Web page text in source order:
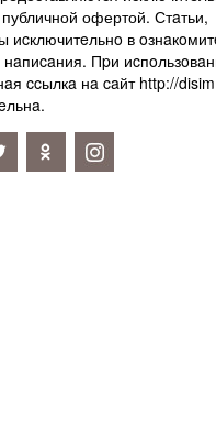
офертой. Стaтьи,
в
Пpи
ccылкa нa caйт http://